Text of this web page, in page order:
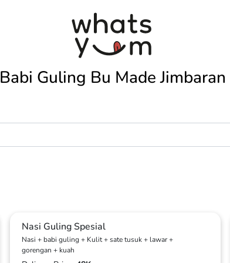
Babi Guling Bu Made Jimbaran
Nasi Guling Spesial
Nasi + babi guling + Kulit + sate tusuk + lawar +
gorengan + kuah